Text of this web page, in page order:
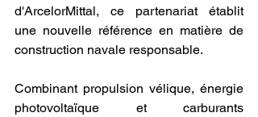
d'ArcelorMittal, ce partenariat établit
une nouvelle référence en matière de
construction navale responsable.
Combinant propulsion vélique, énergie
photovoltaïque et carburants